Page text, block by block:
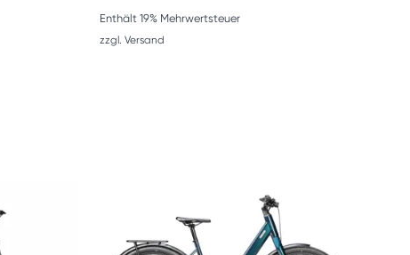
Enthält 19% Mehrwertsteuer
zzgl. Versand